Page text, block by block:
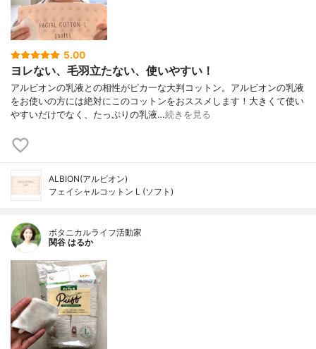
5.00
ヨレない、毛羽立たない、使いやすい！
アルビオンの乳液との相性がピカ一な大判コットン。アルビオンの乳液
をお使いの方には絶対にこのコットンをおススメします！大きくて使い
やすいだけでなく、たっぷりの乳液…続きを見る
ALBION(アルビオン)
フェイシャルコットン L (ソフト)
ボタニカルライフ活動家
関谷 はるか